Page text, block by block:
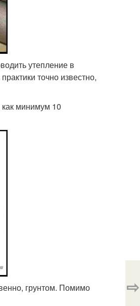
утепление в
точно известно,
минимум 10
грунтом. Помимо
⇨